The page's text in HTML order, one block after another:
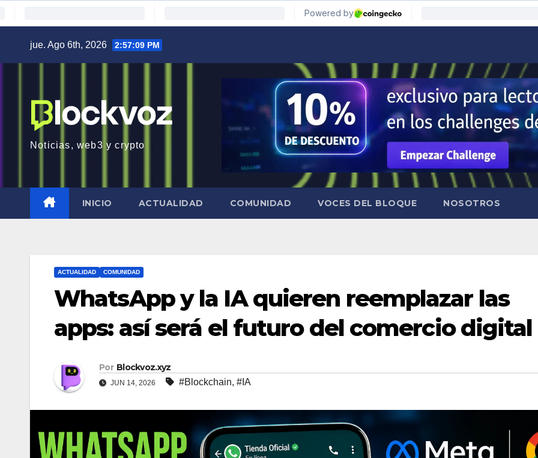
jue. Ago 6th, 2026 2:57:10 PM
Noticias, web3 y crypto
INICIO ACTUALIDAD COMUNIDAD VOCES DEL BLOQUE NOSOTROS
ACTUALIDAD COMUNIDAD
WhatsApp y la IA quieren reemplazar las
apps: así será el futuro del comercio digital
Por Blockvoz.xyz
JUN 14, 2026 #Blockchain, #IA